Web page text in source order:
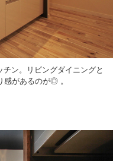
ン。リビングダイニングと
感があるのが◎ 。